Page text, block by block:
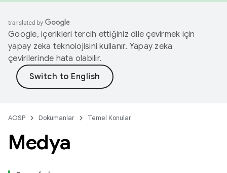
Google, içerikleri tercih ettiğiniz dile çevirmek için
yapay zeka teknolojisini kullanır. Yapay zeka
çevirilerinde hata olabilir.
AOSP Dokümanlar Temel Konular
Medya